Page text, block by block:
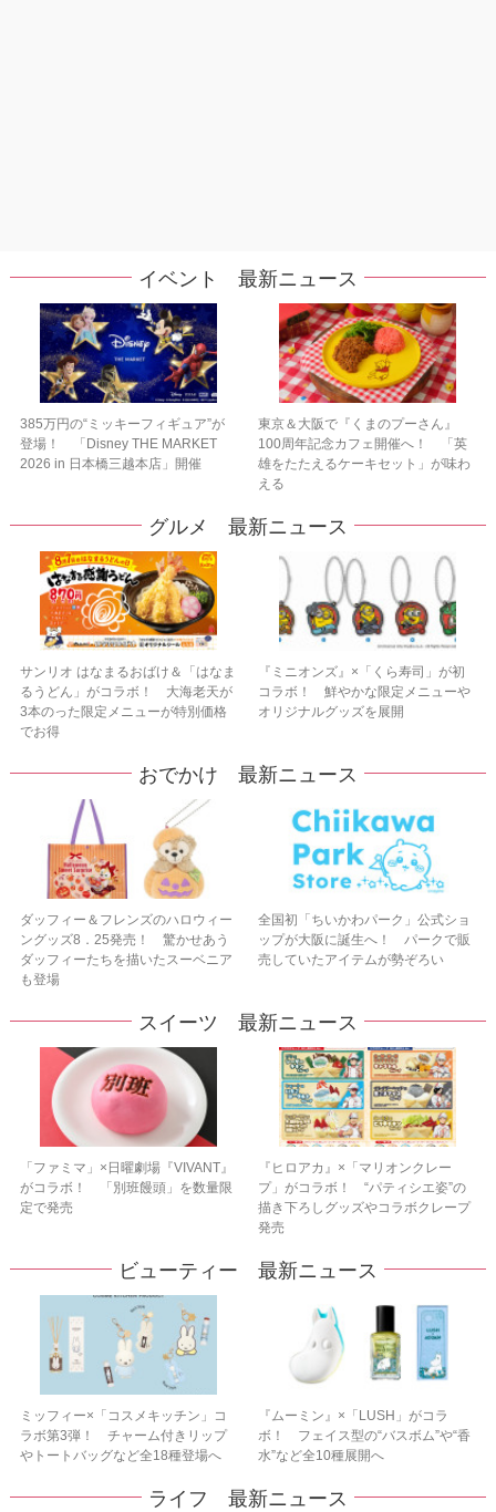
イベント 最新ニュース
385万円の“ミッキーフィギュア”が
登場！ 「Disney THE MARKET
2026 in 日本橋三越本店」開催
東京＆大阪で『くまのプーさん』
100周年記念カフェ開催へ！ 「英
雄をたたえるケーキセット」が味わ
える
グルメ 最新ニュース
サンリオ はなまるおばけ＆「はなま
るうどん」がコラボ！ 大海老天が
3本のった限定メニューが特別価格
でお得
『ミニオンズ』×「くら寿司」が初
コラボ！ 鮮やかな限定メニューや
オリジナルグッズを展開
おでかけ 最新ニュース
ダッフィー＆フレンズのハロウィー
ングッズ8．25発売！ 驚かせあう
ダッフィーたちを描いたスーベニア
も登場
全国初「ちいかわパーク」公式ショ
ップが大阪に誕生へ！ パークで販
売していたアイテムが勢ぞろい
スイーツ 最新ニュース
「ファミマ」×日曜劇場『VIVANT』
がコラボ！ 「別班饅頭」を数量限
定で発売
『ヒロアカ』×「マリオンクレー
プ」がコラボ！ “パティシエ姿”の
描き下ろしグッズやコラボクレープ
発売
ビューティー 最新ニュース
ミッフィー×「コスメキッチン」コ
ラボ第3弾！ チャーム付きリップ
やトートバッグなど全18種登場へ
『ムーミン』×「LUSH」がコラ
ボ！ フェイス型の“バスボム”や“香
水”など全10種展開へ
ライフ 最新ニュース